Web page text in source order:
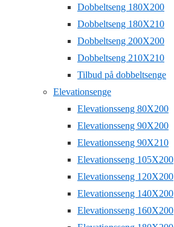
Dobbeltseng 180X200
Dobbeltseng 180X210
Dobbeltseng 200X200
Dobbeltseng 210X210
Tilbud på dobbeltsenge
Elevationsenge
Elevationsseng 80X200
Elevationsseng 90X200
Elevationsseng 90X210
Elevationsseng 105X200
Elevationsseng 120X200
Elevationsseng 140X200
Elevationsseng 160X200